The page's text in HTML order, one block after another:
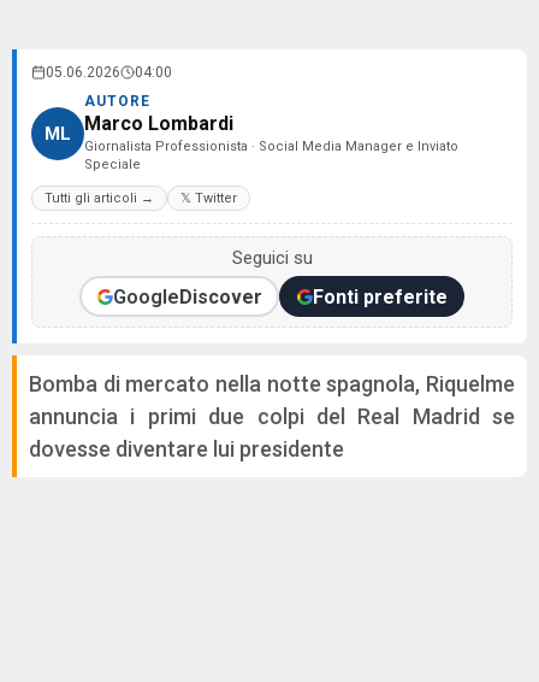
05.06.2026 04:00
ML
AUTORE
Marco Lombardi
Giornalista Professionista · Social Media Manager e Inviato
Speciale
Tutti gli articoli → 𝕏 Twitter
Seguici su
GoogleDiscover Fonti preferite
Bomba di mercato nella notte spagnola, Riquelme
annuncia i primi due colpi del Real Madrid se
dovesse diventare lui presidente